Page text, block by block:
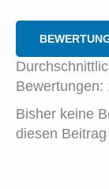
Bewertungen:
Bisher keine
diesen